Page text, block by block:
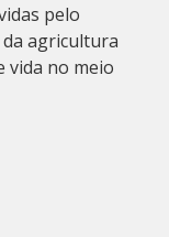
pelo
agricultura
vida no meio